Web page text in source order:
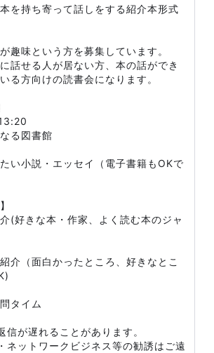
を持ち寄って話しをする紹介本形式
趣味という方を募集しています。
話せる人が居ない方、本の話ができ
る方向けの読書会になります。
る図書館
い小説・エッセイ（電子書籍もOKで
(好きな本・作家、よく読む本のジャ
介（面白かったところ、好きなとこ
タイム
信が遅れることがあります。
ネットワークビジネス等の勧誘はご遠